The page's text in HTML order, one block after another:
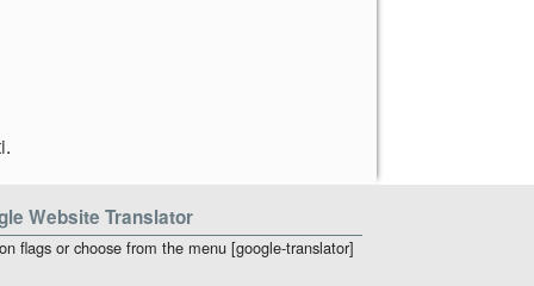
.
Website Translator
flags or choose from the menu [google-translator]